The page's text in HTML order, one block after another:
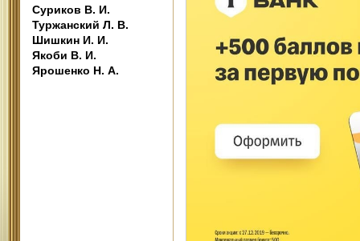
Суриков В. И.
Туржанский Л. В.
Шишкин И. И.
Якоби В. И.
Ярошенко Н. А.